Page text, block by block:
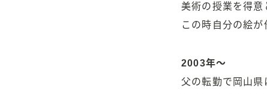
美術の授業を得意
この時自分の絵が
2003年〜
父の転勤で岡山県